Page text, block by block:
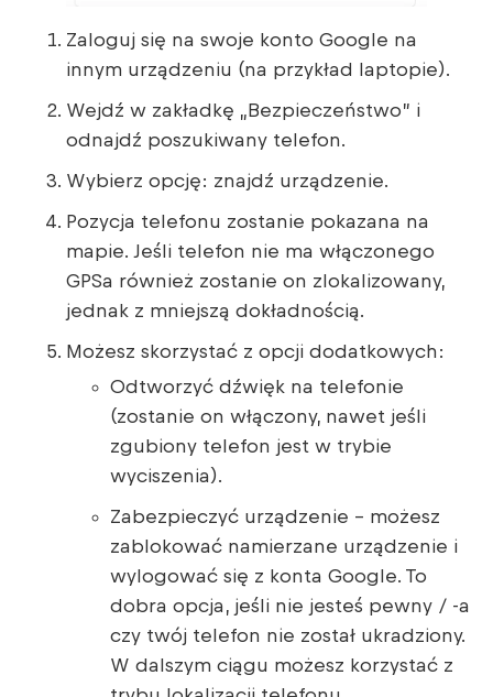
Zaloguj się na swoje konto Google na
innym urządzeniu (na przykład laptopie).
Wejdź w zakładkę „Bezpieczeństwo” i
odnajdź poszukiwany telefon.
Wybierz opcję: znajdź urządzenie.
Pozycja telefonu zostanie pokazana na
mapie. Jeśli telefon nie ma włączonego
GPSa również zostanie on zlokalizowany,
jednak z mniejszą dokładnością.
Możesz skorzystać z opcji dodatkowych:
Odtworzyć dźwięk na telefonie
(zostanie on włączony, nawet jeśli
zgubiony telefon jest w trybie
wyciszenia).
Zabezpieczyć urządzenie – możesz
zablokować namierzane urządzenie i
wylogować się z konta Google. To
dobra opcja, jeśli nie jesteś pewny / -a
czy twój telefon nie został ukradziony.
W dalszym ciągu możesz korzystać z